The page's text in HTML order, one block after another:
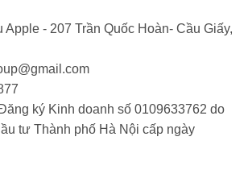
màn hình điện thoại
Max bị hư cổ cáp
14 Pro Max là một bộ phận quan trọng
việc cổ cáp màn hình bị hỏng
dùng khá lo lắng. Việc hiểu rõ các
ra tình trạng này sẽ giúp bạn chủ
Apple - 207 Trần Quốc Hoàn- Cầu Giấy,
ký Kinh doanh số 0109633762 do
tư Thành phố Hà Nội cấp ngày